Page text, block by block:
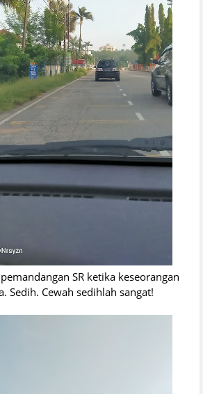
SR ketika keseorangan
Sedih. Cewah sedihlah sangat!